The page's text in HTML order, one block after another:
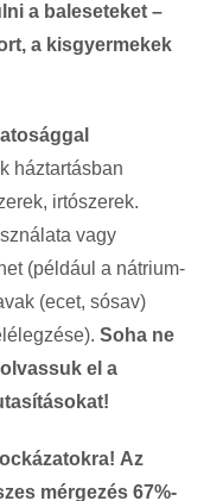
a baleseteket –
a kisgyermekek
háztartásban
irtószerek.
vagy
(például a nátrium-
(ecet, sósav)
Soha ne
el a
Az
mérgezés 67%-